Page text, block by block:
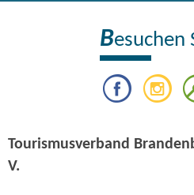
Besuchen
Tourismusverband
V.